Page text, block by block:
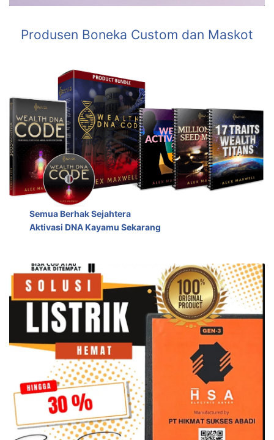
Produsen Boneka Custom dan Maskot
Semua Berhak Sejahtera
Aktivasi DNA Kayamu Sekarang